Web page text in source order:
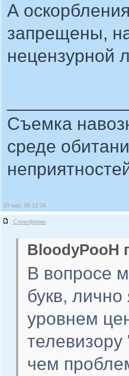
А
запрещены,
нецензурной
Съемка
среде
23 мар, 09 12:28
Словоформы
BloodyPooH
В вопросе
букв,
уровнем
телевизору
чем